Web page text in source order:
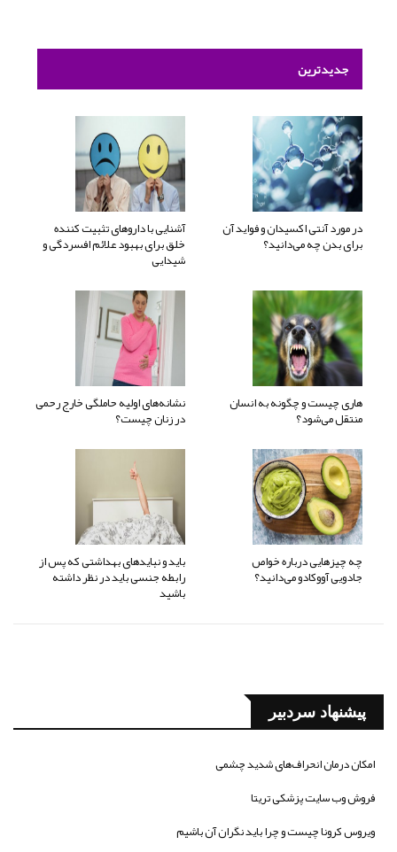
جدیدترین
در مورد آنتی اکسیدان و فواید آن
برای بدن چه می‌دانید؟
آشنایی با داروهای تثبیت کننده
خلق برای بهبود علائم افسردگی و
شیدایی
هاری چیست و چگونه به انسان
منتقل می‌شود؟
نشانه‌های اولیه حاملگی خارج رحمی
در زنان چیست؟
چه چیزهایی درباره خواص
جادویی آووکادو می‌دانید؟
باید و نبایدهای بهداشتی که پس از
رابطه جنسی باید در نظر داشته
باشید
پیشنهاد سردبیر
امکان درمان انحراف‌های شدید چشمی
فروش وب سایت پزشکی تریتا
ویروس کرونا چیست و چرا باید نگران آن باشیم